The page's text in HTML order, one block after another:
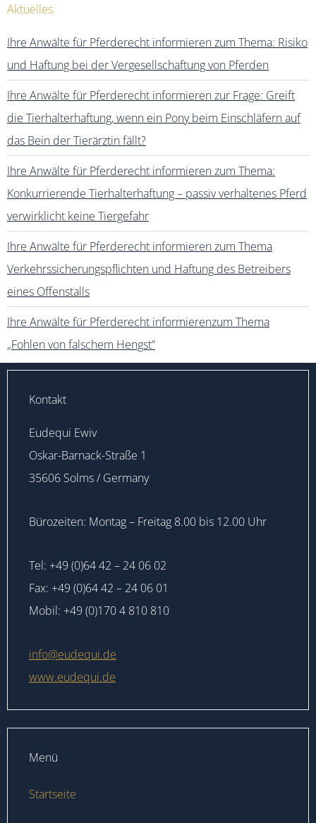
Aktuelles
Ihre Anwälte für Pferderecht informieren zum Thema: Risiko
und Haftung bei der Vergesellschaftung von Pferden
Ihre Anwälte für Pferderecht informieren zur Frage: Greift
die Tierhalterhaftung, wenn ein Pony beim Einschläfern auf
das Bein der Tierärztin fällt?
Ihre Anwälte für Pferderecht informieren zum Thema:
Konkurrierende Tierhalterhaftung – passiv verhaltenes Pferd
verwirklicht keine Tiergefahr
Ihre Anwälte für Pferderecht informieren zum Thema
Verkehrssicherungspflichten und Haftung des Betreibers
eines Offenstalls
Ihre Anwälte für Pferderecht informierenzum Thema
„Fohlen von falschem Hengst“
Kontakt
Eudequi Ewiv
Oskar-Barnack-Straße 1
35606 Solms / Germany
Bürozeiten: Montag – Freitag 8.00 bis 12.00 Uhr
Tel: +49 (0)64 42 – 24 06 02
Fax: +49 (0)64 42 – 24 06 01
Mobil: +49 (0)170 4 810 810
info@eudequi.de
www.eudequi.de
Menü
Startseite